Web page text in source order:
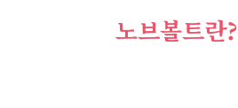
노브볼트란?